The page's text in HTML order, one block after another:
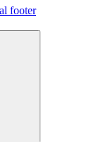
footer